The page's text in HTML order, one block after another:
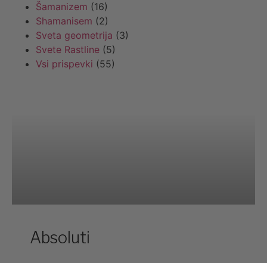
Šamanizem (16)
Shamanisem (2)
Sveta geometrija (3)
Svete Rastline (5)
Vsi prispevki (55)
Absoluti